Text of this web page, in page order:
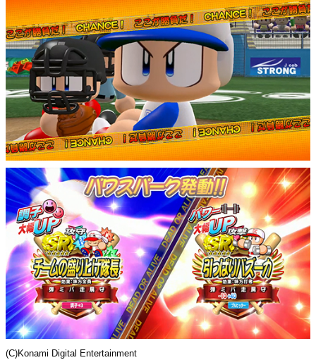
(C)Konami Digital Entertainment